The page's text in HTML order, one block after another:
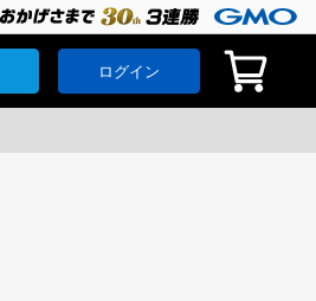
ログイン